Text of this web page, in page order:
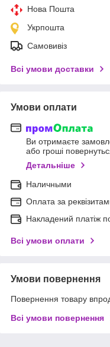
Нова Пошта
Укрпошта
Самовивіз
Всі умови доставки
Умови оплати
Ви отримаєте
або гроші
Детальніше
Наличными
Оплата за
Накладений платіж
Всі умови оплати
Умови повернення
Повернення товару
Всі умови повернення